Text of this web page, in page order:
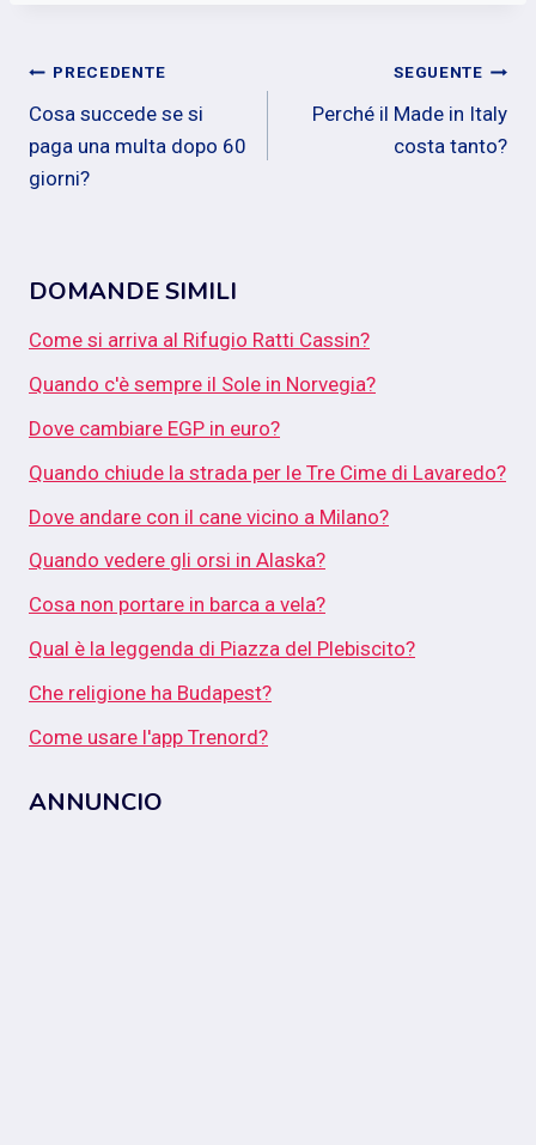
Navigazione
articoli
PRECEDENTE
Cosa succede se si
paga una multa dopo 60
giorni?
SEGUENTE
Perché il Made in Italy
costa tanto?
DOMANDE SIMILI
Come si arriva al Rifugio Ratti Cassin?
Quando c'è sempre il Sole in Norvegia?
Dove cambiare EGP in euro?
Quando chiude la strada per le Tre Cime di Lavaredo?
Dove andare con il cane vicino a Milano?
Quando vedere gli orsi in Alaska?
Cosa non portare in barca a vela?
Qual è la leggenda di Piazza del Plebiscito?
Che religione ha Budapest?
Come usare l'app Trenord?
ANNUNCIO